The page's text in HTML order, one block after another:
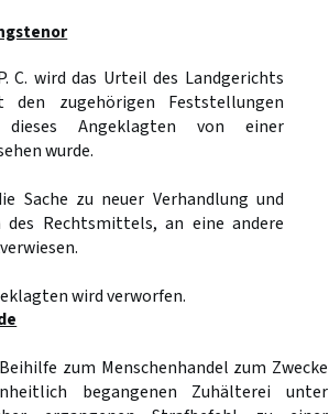
C. wird das Urteil des Landgerichts
zugehörigen Feststellungen
Angeklagten von einer
wurde.
Sache zu neuer Verhandlung und
Rechtsmittels, an eine andere
wird verworfen.
zum Menschenhandel zum Zwecke
begangenen Zuhälterei unter